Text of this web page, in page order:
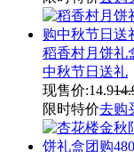
稻香村月饼礼
中秋节日送礼
现售价:14.9
限时特价去购